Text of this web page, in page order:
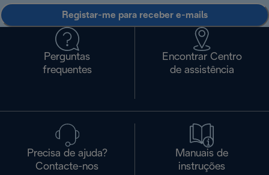
Registar-me para receber e-mails
Perguntas
frequentes
Encontrar Centro
de assistência
Precisa de ajuda?
Contacte-nos
Manuais de
instruções